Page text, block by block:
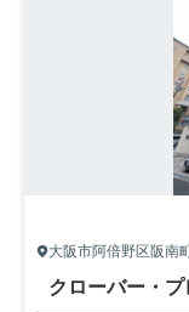
大阪市阿倍野区阪南
クローバー・